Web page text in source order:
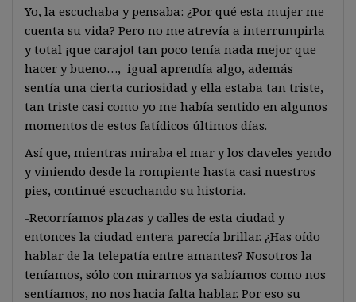
Yo, la escuchaba y pensaba: ¿Por qué esta mujer me
cuenta su vida? Pero no me atrevía a interrumpirla
y total ¡que carajo! tan poco tenía nada mejor que
hacer y bueno…, igual aprendía algo, además
sentía una cierta curiosidad y ella estaba tan triste,
tan triste casi como yo me había sentido en algunos
momentos de estos fatídicos últimos días.
Así que, mientras miraba el mar y los claveles yendo
y viniendo desde la rompiente hasta casi nuestros
pies, continué escuchando su historia.
-Recorríamos plazas y calles de esta ciudad y
entonces la ciudad entera parecía brillar. ¿Has oído
hablar de la telepatía entre amantes? Nosotros la
teníamos, sólo con mirarnos ya sabíamos como nos
sentíamos, no nos hacia falta hablar. Por eso su